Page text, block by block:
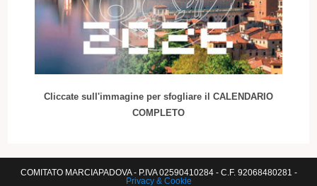
Cliccate sull'immagine per sfogliare il CALENDARIO
COMPLETO
COMITATO MARCIAPADOVA - P.IVA 02590410284 - C.F. 92068480281 -
Privacy & Cookie